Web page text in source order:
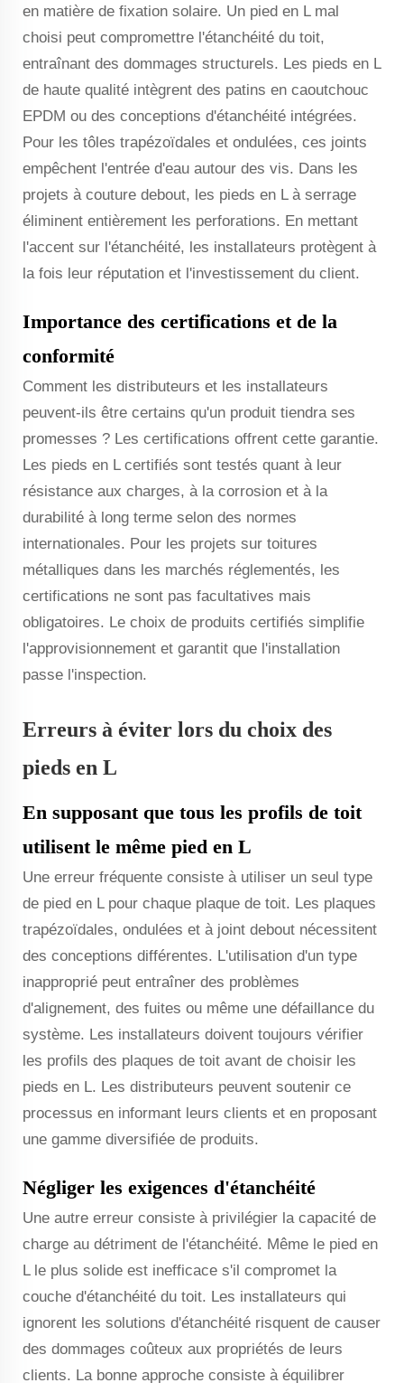
en matière de fixation solaire. Un pied en L mal
choisi peut compromettre l'étanchéité du toit,
entraînant des dommages structurels. Les pieds en L
de haute qualité intègrent des patins en caoutchouc
EPDM ou des conceptions d'étanchéité intégrées.
Pour les tôles trapézoïdales et ondulées, ces joints
empêchent l'entrée d'eau autour des vis. Dans les
projets à couture debout, les pieds en L à serrage
éliminent entièrement les perforations. En mettant
l'accent sur l'étanchéité, les installateurs protègent à
la fois leur réputation et l'investissement du client.
Importance des certifications et de la
conformité
Comment les distributeurs et les installateurs
peuvent-ils être certains qu'un produit tiendra ses
promesses ? Les certifications offrent cette garantie.
Les pieds en L certifiés sont testés quant à leur
résistance aux charges, à la corrosion et à la
durabilité à long terme selon des normes
internationales. Pour les projets sur toitures
métalliques dans les marchés réglementés, les
certifications ne sont pas facultatives mais
obligatoires. Le choix de produits certifiés simplifie
l'approvisionnement et garantit que l'installation
passe l'inspection.
Erreurs à éviter lors du choix des
pieds en L
En supposant que tous les profils de toit
utilisent le même pied en L
Une erreur fréquente consiste à utiliser un seul type
de pied en L pour chaque plaque de toit. Les plaques
trapézoïdales, ondulées et à joint debout nécessitent
des conceptions différentes. L'utilisation d'un type
inapproprié peut entraîner des problèmes
d'alignement, des fuites ou même une défaillance du
système. Les installateurs doivent toujours vérifier
les profils des plaques de toit avant de choisir les
pieds en L. Les distributeurs peuvent soutenir ce
processus en informant leurs clients et en proposant
une gamme diversifiée de produits.
Négliger les exigences d'étanchéité
Une autre erreur consiste à privilégier la capacité de
charge au détriment de l'étanchéité. Même le pied en
L le plus solide est inefficace s'il compromet la
couche d'étanchéité du toit. Les installateurs qui
ignorent les solutions d'étanchéité risquent de causer
des dommages coûteux aux propriétés de leurs
clients. La bonne approche consiste à équilibrer